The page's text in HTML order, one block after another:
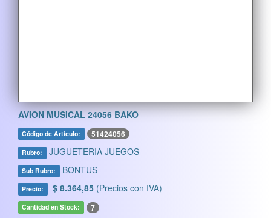
AVION MUSICAL 24056 BAKO
Código de Artículo: 51424056
Rubro: JUGUETERIA JUEGOS
Sub Rubro: BONTUS
Precio: $ 8.364,85 (Precios con IVA)
Cantidad en Stock: 7